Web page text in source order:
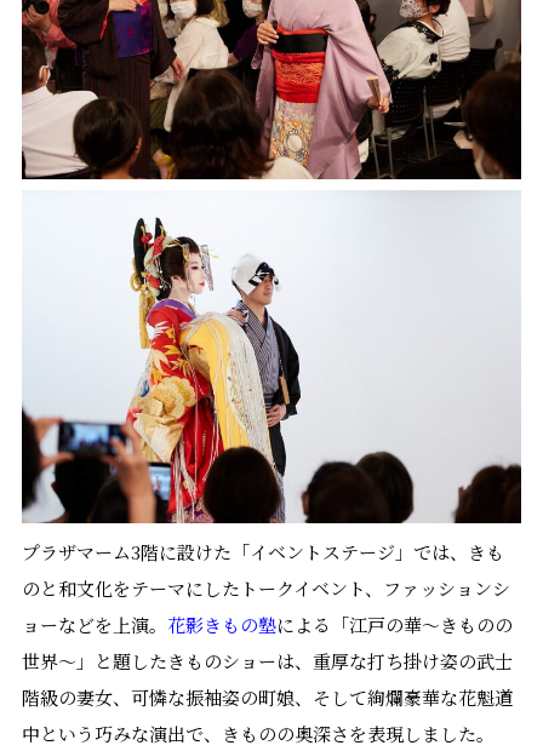
プラザマーム3階に設けた「イベントステージ」では、きも
のと和文化をテーマにしたトークイベント、ファッションシ
ョーなどを上演。 花影きもの塾による「江戸の華〜きものの
世界〜」と題したきものショーは、重厚な打ち掛け姿の武士
階級の妻女、可憐な振袖姿の町娘、そして絢爛豪華な花魁道
中という巧みな演出で、きものの奥深さを表現しました。